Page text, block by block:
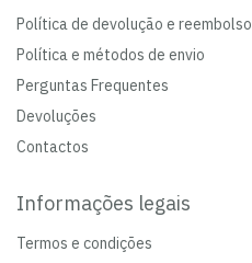
Política de devolução e reembolso
Política e métodos de envio
Perguntas Frequentes
Devoluções
Contactos
Informações legais
Termos e condições